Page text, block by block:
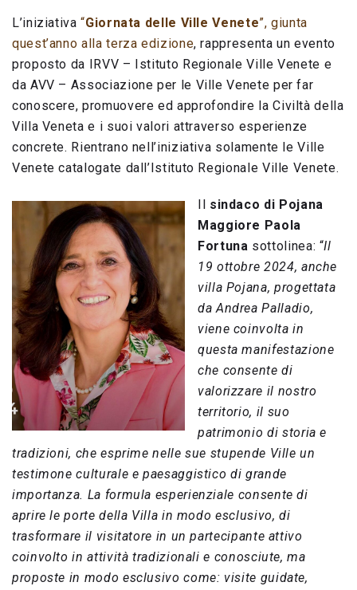
L’iniziativa“Giornata delle Ville Venete”, giunta
quest’anno alla terza edizione, rappresenta un evento
proposto da IRVV – Istituto Regionale Ville Venete e
da AVV – Associazione per le Ville Venete per far
conoscere, promuovere ed approfondire la Civiltà della
Villa Veneta e i suoi valori attraverso esperienze
concrete. Rientrano nell’iniziativa solamente le Ville
Venete catalogate dall’Istituto Regionale Ville Venete.
sindaco di Pojana
Maggiore Paola
Fortuna sottolinea: “Il
19 ottobre 2024, anche
villa Pojana, progettata
da Andrea Palladio,
viene coinvolta in
questa manifestazione
che consente di
valorizzare il nostro
territorio, il suo
patrimonio di storia e
tradizioni, che esprime nelle sue stupende Ville un
testimone culturale e paesaggistico di grande
importanza. La formula esperienziale consente di
aprire le porte della Villa in modo esclusivo, di
trasformare il visitatore in un partecipante attivo
coinvolto in attività tradizionali e conosciute, ma
proposte in modo esclusivo come: visite guidate,